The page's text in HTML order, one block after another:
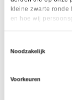
kleine zwarte
en hoe wij
Noodzakelijk
Voorkeuren